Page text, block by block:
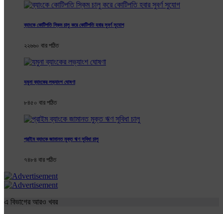
ব্যাংকে কোটিপতি স্কিম চালু করে কোটিপতি হবার সুবর্ণ ‍সুযোগ
২২৬৬০ বার পঠিত
যমুনা ব্যাংকের লভ্যাংশ ঘোষণা
৮৪৫০ বার পঠিত
প্রাইম ব্যাংকে জামানত মুক্ত ঋণ সুবিধা চালু
৭৪৮৪ বার পঠিত
এ বিভাগের আরও খবর